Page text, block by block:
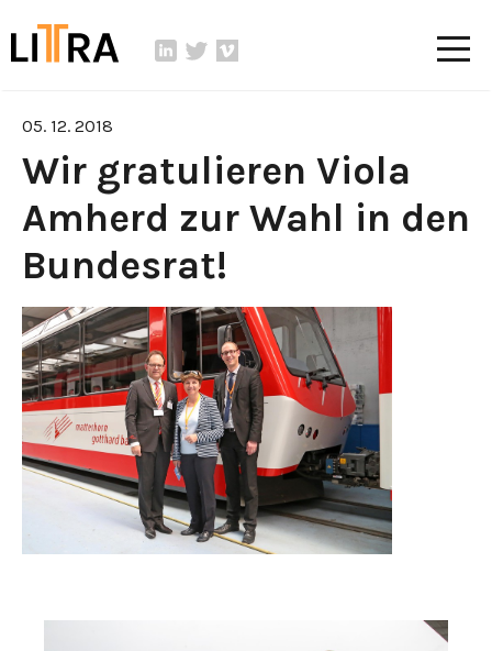
05. 12. 2018
Wir gratulieren Viola
Amherd zur Wahl in den
Bundesrat!